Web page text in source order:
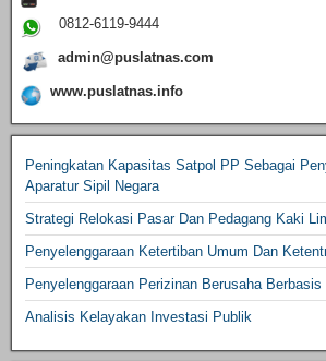
0812-6119-9444
admin@puslatnas.com
www.puslatnas.info
Peningkatan Kapasitas Satpol PP Sebagai
Aparatur Sipil Negara
Strategi Relokasi Pasar Dan Pedagang Kaki
Penyelenggaraan Ketertiban Umum Dan
Penyelenggaraan Perizinan Berusaha
Analisis Kelayakan Investasi Publik